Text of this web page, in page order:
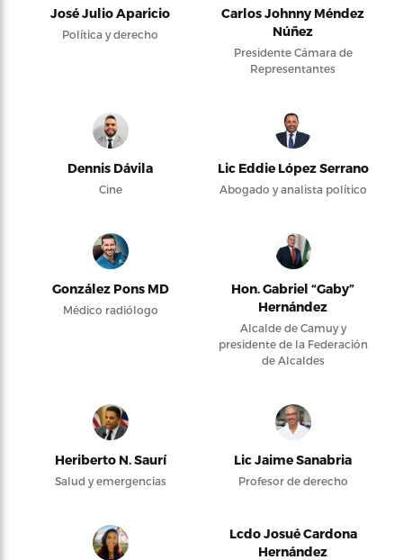
José Julio Aparicio
Política y derecho
Carlos Johnny Méndez
Núñez
Presidente Cámara de
Representantes
Dennis Dávila
Cine
Lic Eddie López Serrano
Abogado y analista político
González Pons MD
Médico radiólogo
Hon. Gabriel “Gaby”
Hernández
Alcalde de Camuy y
presidente de la Federación
de Alcaldes
Heriberto N. Saurí
Salud y emergencias
Lic Jaime Sanabria
Profesor de derecho
Lcdo Josué Cardona
Hernández